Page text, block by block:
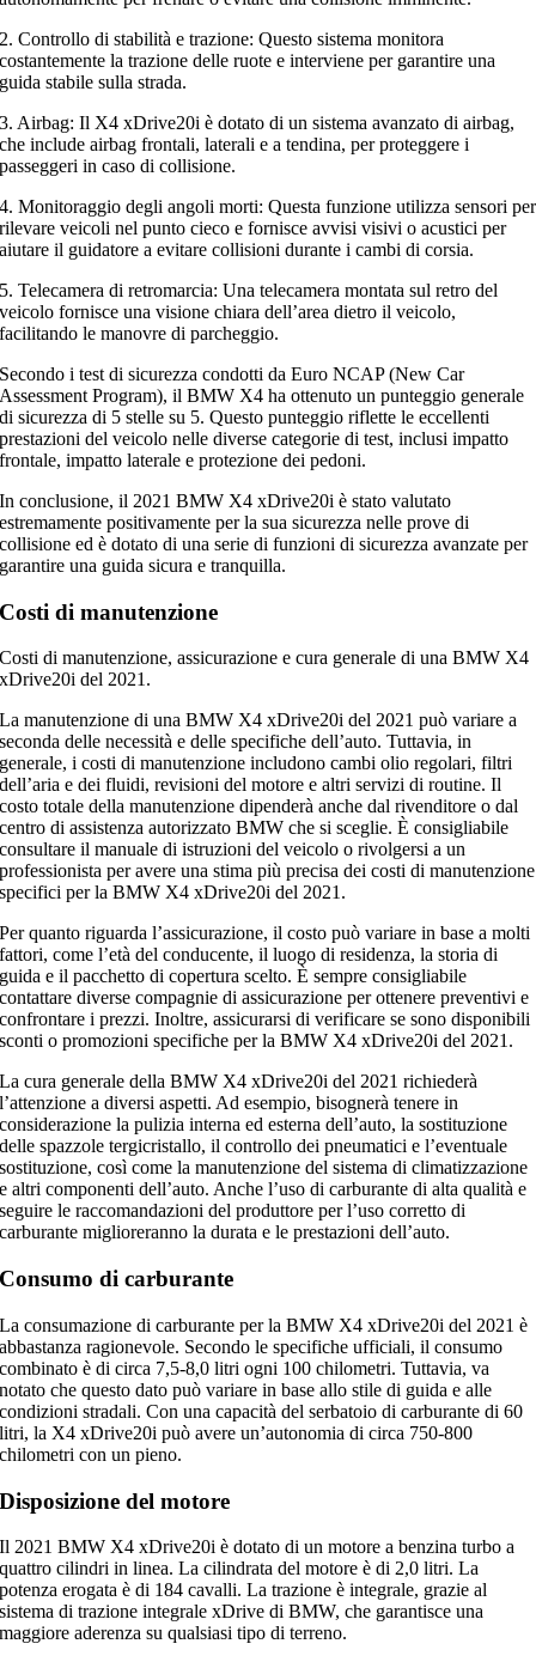
2. Controllo di stabilità e trazione: Questo sistema monitora
costantemente la trazione delle ruote e interviene per garantire una
guida stabile sulla strada.
3. Airbag: Il X4 xDrive20i è dotato di un sistema avanzato di airbag,
che include airbag frontali, laterali e a tendina, per proteggere i
passeggeri in caso di collisione.
4. Monitoraggio degli angoli morti: Questa funzione utilizza sensori per
rilevare veicoli nel punto cieco e fornisce avvisi visivi o acustici per
aiutare il guidatore a evitare collisioni durante i cambi di corsia.
5. Telecamera di retromarcia: Una telecamera montata sul retro del
veicolo fornisce una visione chiara dell’area dietro il veicolo,
facilitando le manovre di parcheggio.
Secondo i test di sicurezza condotti da Euro NCAP (New Car
Assessment Program), il BMW X4 ha ottenuto un punteggio generale
di sicurezza di 5 stelle su 5. Questo punteggio riflette le eccellenti
prestazioni del veicolo nelle diverse categorie di test, inclusi impatto
frontale, impatto laterale e protezione dei pedoni.
In conclusione, il 2021 BMW X4 xDrive20i è stato valutato
estremamente positivamente per la sua sicurezza nelle prove di
collisione ed è dotato di una serie di funzioni di sicurezza avanzate per
garantire una guida sicura e tranquilla.
Costi di manutenzione
Costi di manutenzione, assicurazione e cura generale di una BMW X4
xDrive20i del 2021.
La manutenzione di una BMW X4 xDrive20i del 2021 può variare a
seconda delle necessità e delle specifiche dell’auto. Tuttavia, in
generale, i costi di manutenzione includono cambi olio regolari, filtri
dell’aria e dei fluidi, revisioni del motore e altri servizi di routine. Il
costo totale della manutenzione dipenderà anche dal rivenditore o dal
centro di assistenza autorizzato BMW che si sceglie. È consigliabile
consultare il manuale di istruzioni del veicolo o rivolgersi a un
professionista per avere una stima più precisa dei costi di manutenzione
specifici per la BMW X4 xDrive20i del 2021.
Per quanto riguarda l’assicurazione, il costo può variare in base a molti
fattori, come l’età del conducente, il luogo di residenza, la storia di
guida e il pacchetto di copertura scelto. È sempre consigliabile
contattare diverse compagnie di assicurazione per ottenere preventivi e
confrontare i prezzi. Inoltre, assicurarsi di verificare se sono disponibili
sconti o promozioni specifiche per la BMW X4 xDrive20i del 2021.
La cura generale della BMW X4 xDrive20i del 2021 richiederà
l’attenzione a diversi aspetti. Ad esempio, bisognerà tenere in
considerazione la pulizia interna ed esterna dell’auto, la sostituzione
delle spazzole tergicristallo, il controllo dei pneumatici e l’eventuale
sostituzione, così come la manutenzione del sistema di climatizzazione
e altri componenti dell’auto. Anche l’uso di carburante di alta qualità e
seguire le raccomandazioni del produttore per l’uso corretto di
carburante miglioreranno la durata e le prestazioni dell’auto.
Consumo di carburante
La consumazione di carburante per la BMW X4 xDrive20i del 2021 è
abbastanza ragionevole. Secondo le specifiche ufficiali, il consumo
combinato è di circa 7,5-8,0 litri ogni 100 chilometri. Tuttavia, va
notato che questo dato può variare in base allo stile di guida e alle
condizioni stradali. Con una capacità del serbatoio di carburante di 60
litri, la X4 xDrive20i può avere un’autonomia di circa 750-800
chilometri con un pieno.
Disposizione del motore
Il 2021 BMW X4 xDrive20i è dotato di un motore a benzina turbo a
quattro cilindri in linea. La cilindrata del motore è di 2,0 litri. La
potenza erogata è di 184 cavalli. La trazione è integrale, grazie al
sistema di trazione integrale xDrive di BMW, che garantisce una
maggiore aderenza su qualsiasi tipo di terreno.